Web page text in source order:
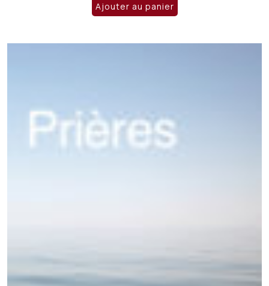
Ajouter au panier